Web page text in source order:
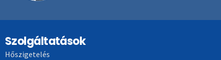
Szolgáltatások
Hőszigetelés